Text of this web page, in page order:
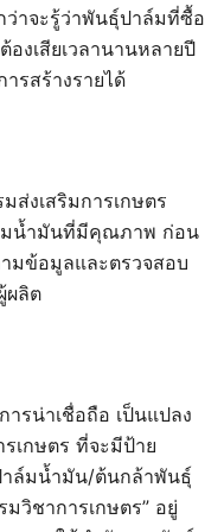
าจะรู้ว่าพันธุ์ปาล์มที่ซื้อ
งเสียเวลานานหลายปี
ารสร้างรายได้
ส่งเสริมการเกษตร
มน้ำมันที่มีคุณภาพ ก่อน
มข้อมูลและตรวจสอบ
ผลิต
รน่าเชื่อถือ เป็นแปลง
เกษตร ที่จะมีป้าย
าล์มน้ำมัน/ต้นกล้าพันธุ์
วิชาการเกษตร” อยู่